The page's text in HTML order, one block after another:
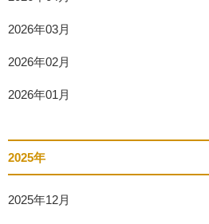
2026年03月
2026年02月
2026年01月
2025年
2025年12月